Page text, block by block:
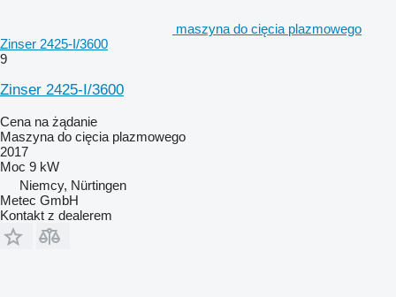
maszyna do cięcia plazmowego
Zinser 2425-I/3600
9
Zinser 2425-I/3600
Cena na żądanie
Maszyna do cięcia plazmowego
2017
Moc 9 kW
Niemcy, Nürtingen
Metec GmbH
Kontakt z dealerem